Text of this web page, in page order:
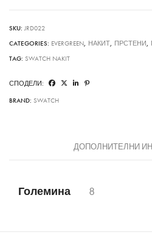
SKU:JRD022
CATEGORIES: EVERGREEN, НАКИТ, ПРСТЕНИ,
TAG: SWATCH NAKIT
СПОДЕЛИ:
BRAND: SWATCH
ДОПОЛНИТЕЛНИ
Големина 8